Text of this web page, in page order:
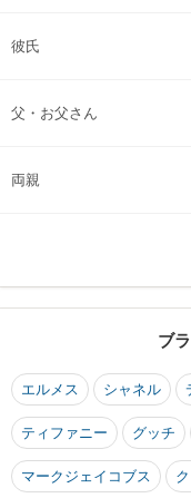
彼氏
父・お父さん
両親
ブ
エルメス シャネル
ティファニー グッチ
マークジェイコブス